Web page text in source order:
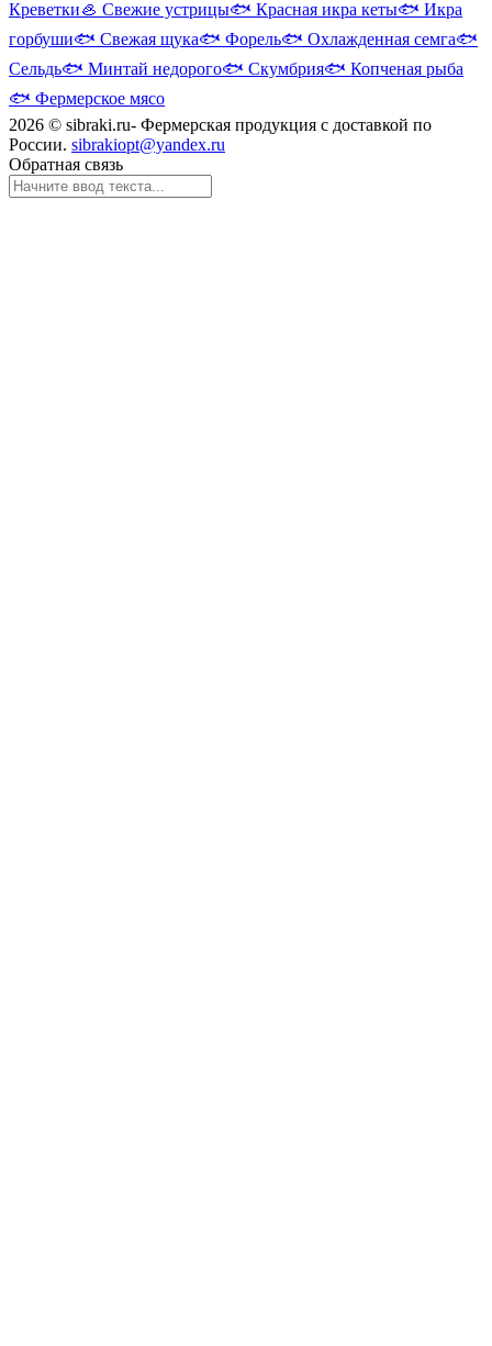
Креветки🦪 Свежие устрицы🐟 Красная икра кеты🐟 Икра
горбуши🐟 Свежая щука🐟 Форель🐟 Охлажденная семга🐟
Сельдь🐟 Минтай недорого🐟 Скумбрия🐟 Копченая рыба
🐟 Фермерское мясо
2026 © sibraki.ru- Фермерская продукция с доставкой по
России. sibrakiopt@yandex.ru
Обратная связь